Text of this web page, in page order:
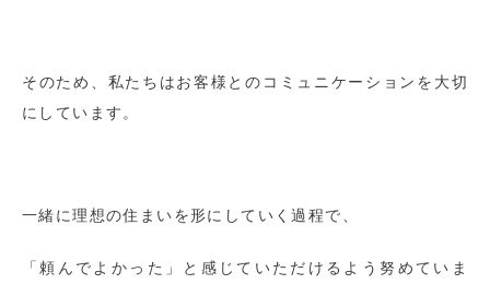
そのため、私たちはお客様とのコミュニケーションを大切
にしています。
一緒に理想の住まいを形にしていく過程で、
「頼んでよかった」と感じていただけるよう努めていま